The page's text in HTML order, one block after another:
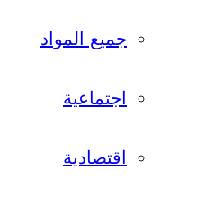
جميع المواد
اجتماعية
اقتصادية